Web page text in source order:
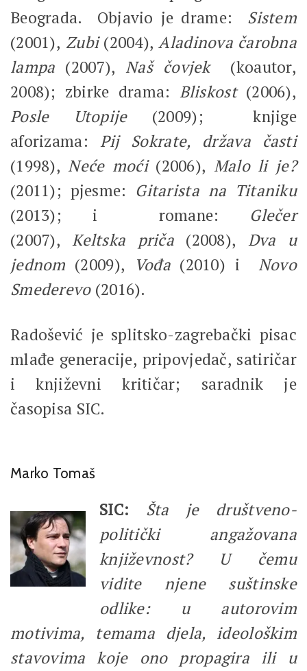
Beograda. Objavio je drame: Sistem
(2001), Zubi(2004),Aladinova čarobna
lampa (2007),Naš čovjek
(koautor,
2008); zbirke drama: Bliskost(2006),
Posle Utopije(2009); knjige
aforizama: Pij Sokrate, država časti
(1998),Neće moći (2006), Malo li je?
(2011); pjesme: Gitarista na Titaniku
(2013); i romane: Glečer
(2007),Keltska priča(2008), Dva u
jednom (2009), Vođa(2010) i
Novo
Smederevo (2016).
Radošević je splitsko-zagrebački pisac
mlađe generacije, pripovjedač, satiričar
i književni kritičar; saradnik je
časopisa SIC.
Marko Tomaš
SIC:
Šta je društveno-
politički angažovana
književnost? U čemu
vidite njene suštinske
odlike: u autorovim
motivima, temama djela, ideološkim
stavovima koje ono propagira ili u